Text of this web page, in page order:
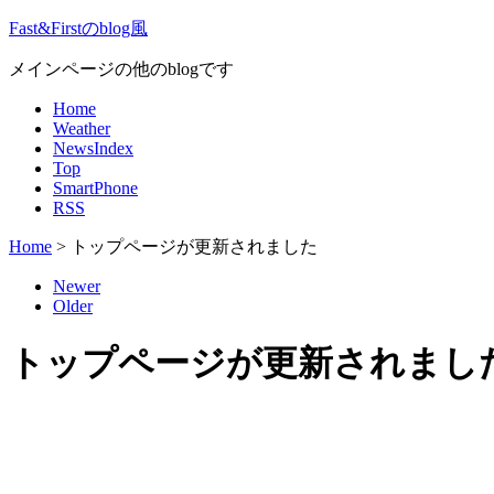
Fast&Firstのblog風
メインページの他のblogです
Home
Weather
NewsIndex
Top
SmartPhone
RSS
Home > トップページが更新されました
Newer
Older
トップページが更新されまし